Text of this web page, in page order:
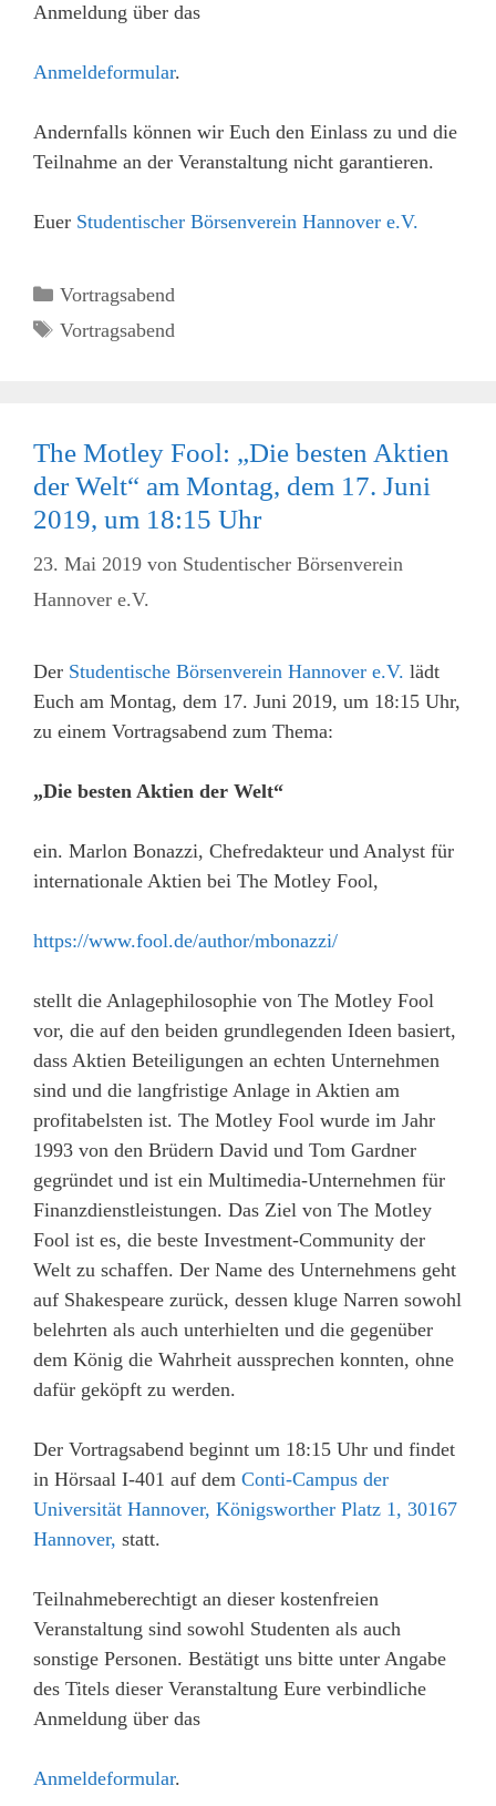
Anmeldung über das
Anmeldeformular.
Andernfalls können wir Euch den Einlass zu und die
Teilnahme an der Veranstaltung nicht garantieren.
Euer Studentischer Börsenverein Hannover e.V.
Kategorien
Vortragsabend
Schlagwörter
Vortragsabend
The Motley Fool: „Die besten Aktien
der Welt“ am Montag, dem 17. Juni
2019, um 18:15 Uhr
23. Mai 2019 von Studentischer Börsenverein
Hannover e.V.
Der Studentische Börsenverein Hannover e.V. lädt
Euch am Montag, dem 17. Juni 2019, um 18:15 Uhr,
zu einem Vortragsabend zum Thema:
„Die besten Aktien der Welt“
ein. Marlon Bonazzi, Chefredakteur und Analyst für
internationale Aktien bei The Motley Fool,
https://www.fool.de/author/mbonazzi/
stellt die Anlagephilosophie von The Motley Fool
vor, die auf den beiden grundlegenden Ideen basiert,
dass Aktien Beteiligungen an echten Unternehmen
sind und die langfristige Anlage in Aktien am
profitabelsten ist. The Motley Fool wurde im Jahr
1993 von den Brüdern David und Tom Gardner
gegründet und ist ein Multimedia-Unternehmen für
Finanzdienstleistungen. Das Ziel von The Motley
Fool ist es, die beste Investment-Community der
Welt zu schaffen. Der Name des Unternehmens geht
auf Shakespeare zurück, dessen kluge Narren sowohl
belehrten als auch unterhielten und die gegenüber
dem König die Wahrheit aussprechen konnten, ohne
dafür geköpft zu werden.
Der Vortragsabend beginnt um 18:15 Uhr und findet
in Hörsaal I-401 auf dem Conti-Campus der
Universität Hannover, Königsworther Platz 1, 30167
Hannover, statt.
Teilnahmeberechtigt an dieser kostenfreien
Veranstaltung sind sowohl Studenten als auch
sonstige Personen. Bestätigt uns bitte unter Angabe
des Titels dieser Veranstaltung Eure verbindliche
Anmeldung über das
Anmeldeformular.